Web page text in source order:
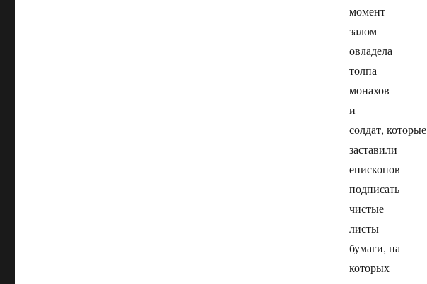
момент
залом
овладела
толпа
монахов
и
солдат, которые
заставили
епископов
подписать
чистые
листы
бумаги, на
которых